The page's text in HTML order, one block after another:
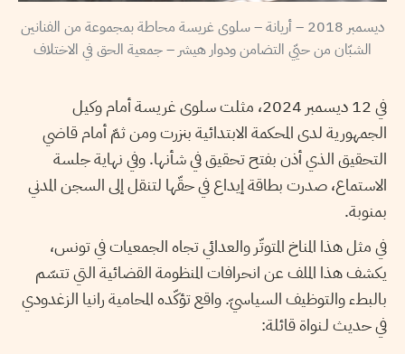
ديسمبر 2018 – أريانة – سلوى غريسة محاطة بمجموعة من الفنانين
الشبّان من حيّي التضامن ودوار هيشر – جمعية الحق في الاختلاف
في 12 ديسمبر 2024، مثلت سلوى غريسة أمام وكيل
الجمهورية لدى المحكمة الابتدائية بنزرت ومن ثمّ أمام قاضي
التحقيق الذي أذن بفتح تحقيق في شأنها. وفي نهاية جلسة
الاستماع، صدرت بطاقة إيداع في حقّها لتنقل إلى السجن المدني
بمنوبة.
في مثل هذا المناخ المتوتّر والعدائي تجاه الجمعيات في تونس،
يكشف هذا الملف عن انحرافات المنظومة القضائية التي تتسّم
بالبطء والتوظيف السياسيّ. واقع تؤكّده المحامية رانيا الزغدودي
في حديث لـنواة قائلة: